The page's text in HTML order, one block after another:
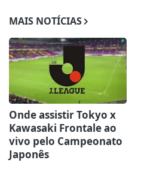
MAIS NOTÍCIAS
Onde assistir Tokyo x
Kawasaki Frontale ao
vivo pelo Campeonato
Japonês